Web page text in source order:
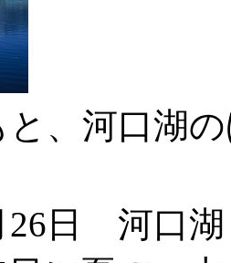
、河口湖
26日 河口